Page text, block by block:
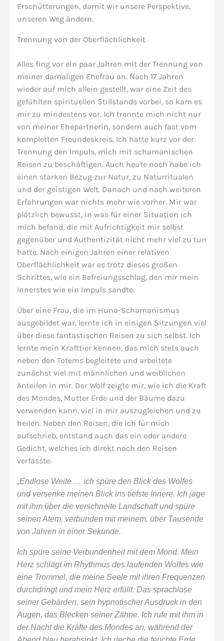
Erschütterungen, damit wir unsere Perspektive,
unseren Weg ändern.
Trennung von der Oberflächlichkeit
Alles fing vor ein paar Jahren mit der Trennung von
meiner damaligen Ehefrau an. Nach 17 Jahren
wieder auf mich allein gestellt, war eine Zeit des
gefühlten spirituellen Stillstands vorbei, so kam es
mir zu mindestens vor. Ich trennte mich nicht nur
von meiner Ehepartnerin, sondern auch fast vom
kompletten Freundeskreis. Ich hatte kurz vor der
Trennung den Impuls, mich mit schamanischen
Reisen zu beschäftigen. Auch heute noch habe ich
einen starken Bezug zur Natur, zu Naturritualen
und der geistigen Welt. Danach und nach weiteren
Erfahrungen war nichts mehr wie vorher. Mir war
plötzlich bewusst, in was für einer Situation ich
mich befand, die mit Aufrichtigkeit mir selbst
gegenüber und Authentizität nicht mehr viel zu tun
hatte. Nach einigen Jahren einer relativen
Oberflächlichkeit war es trotz dieses großen
Schrittes, wie ein Befreiungsschlag, den mir mein
Innerstes wie ein Impuls sandte.
Über eine Frau, die im Huna-Schamanismus
ausgebildet war, lernte ich in einigen Sitzungen viel
über diese fantastischen Reisen zu sich selbst. Ich
lernte mein Krafttier kennen, das mich stets auch
neben den Totems begleitete und arbeitete
zunächst viel mit männlichen und weiblichen
Anteilen in mir. Der Wolf zeigte mir, wie ich die Kraft
des Mondes, Mutter Erde und der Bäume dazu
verwenden kann, viel in mir auszugleichen und zu
heilen. Neben den Reisen, die ich für mich
aufschrieb, entstand auch das ein oder andere
Gedicht, welches ich direkt nach den Reisen
verfasste:
„Endlose Weite … ich spüre den Blick des Wolfes
und versenke meinen Blick ins tiefste Innere. Ich jage
mit ihm über die verschneite Landschaft und spüre
seinen Atem, verbunden mit meinem, über Tausende
von Jahren in einer Sekunde.
Ich spüre seine Verbundenheit mit dem Mond. Mein
Herz schlägt im Rhythmus des laufenden Wolfes wie
eine Trommel, die meine Seele mit ihren Frequenzen
durchdringt und mein Herz erfüllt. Das sprachlose
seiner Gebärden, sein hypnotischer Ausdruck in den
Augen, das Blecken seiner Zähne. Ich rufe mit ihm in
der Nacht die Kräfte des Mondes an, während der